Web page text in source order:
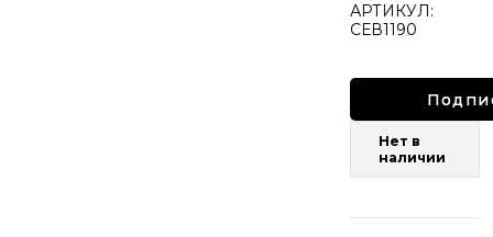
АРТИКУЛ:
СЕВ1190
Нет в
наличии